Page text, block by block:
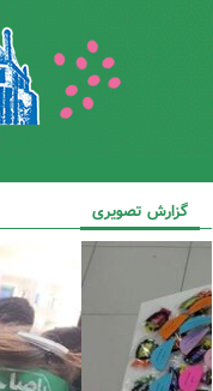
گزارش تصویری